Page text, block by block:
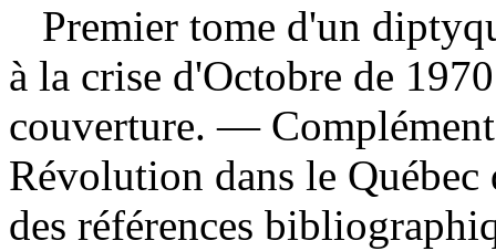
Premier tome d'un
à la crise d'Octobre de
couverture. —
Révolution dans le
des références